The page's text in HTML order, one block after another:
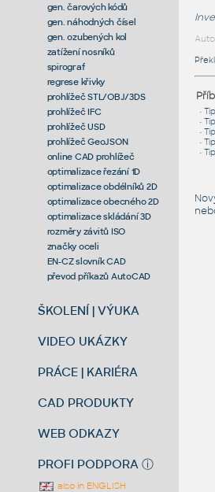
gen. čarových kódů
gen. náhodných čísel
gen. ozubených kol
zatížení nosníků
spirograf
regrese křivky
prohlížeč STL/OBJ/3DS
prohlížeč IFC
prohlížeč USD
prohlížeč GeoJSON
online CAD prohlížeč
optimalizace řezání 1D
optimalizace obdélníků 2D
optimalizace obecného 2D
optimalizace skládání 3D
rozměry závitů ISO
značky oceli
EN-CZ slovník CAD
převod příkazů AutoCAD
ŠKOLENÍ | VÝUKA
VIDEO UKÁZKY
PRÁCE | KARIÉRA
CAD PRODUKTY
WEB ODKAZY
PROFI PODPORA ⓘ
also in ENGLISH
•
•
•
•
•